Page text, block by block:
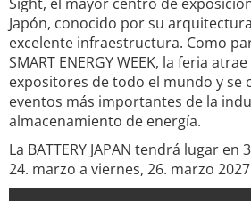
Japón, conocido por su
excelente infraestructura. Como
SMART ENERGY WEEK, la feria
expositores de todo el mundo y se
eventos más importantes de la
almacenamiento de energía.
La BATTERY JAPAN tendrá lugar en
24. marzo a viernes, 26. marzo